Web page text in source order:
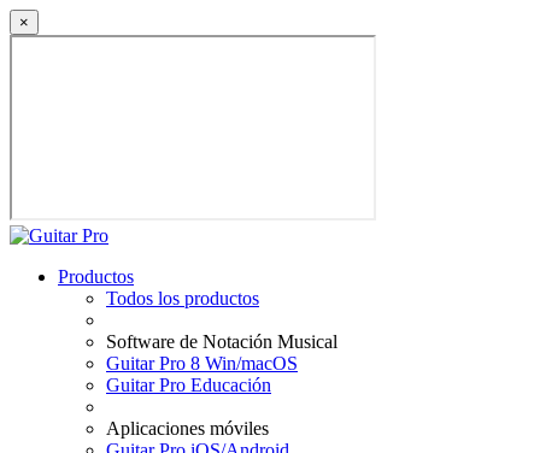
×
Productos
Todos los productos
Software de Notación Musical
Guitar Pro 8 Win/macOS
Guitar Pro Educación
Aplicaciones móviles